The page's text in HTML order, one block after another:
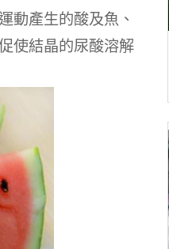
動產生的酸及魚、
使結晶的尿酸溶解